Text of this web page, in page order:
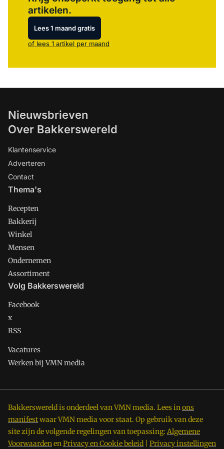
artikelen.
Lees 1 maand gratis
of lees 1 artikel per maand
Nieuwsbrieven
Over Bakkerswereld
Klantenservice
Adverteren
Contact
Thema's
Recepten
Bakkerij
Winkel
Mensen
Ondernemen
Assortiment
Volg Bakkerswereld
Facebook
x
RSS
Vacatures
Werken bij VMN media
Bakkerswereld is onderdeel van VMN media. Lees inons
manifestwaar VMN media voor staat. Op gebruik van deze
site zijn de volgende regelingen van toepassing: Algemene
VoorwaardenenPrivacy en Cookie beleid Privacy instellingen